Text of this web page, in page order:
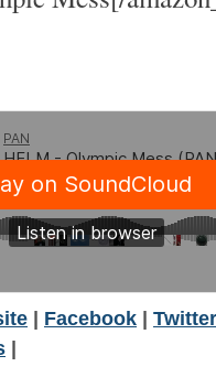
Facebook
Twitter